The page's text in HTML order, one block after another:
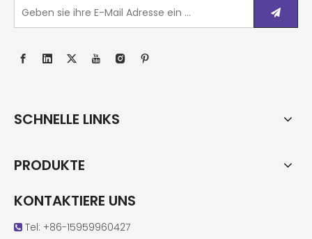
SCHNELLE LINKS
PRODUKTE
KONTAKTIERE UNS
 Tel: +86-15959960427